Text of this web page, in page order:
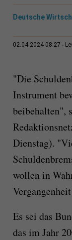
Deutsche
02.04.2024 08:27
"Die
Instrument
beibehalten",
Dienstag).
wollen in
Es sei das
das im Jahr